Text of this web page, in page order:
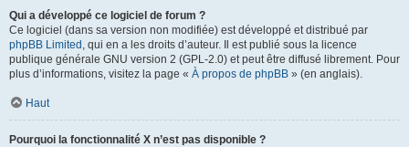
Qui a développé ce logiciel de forum ?
Ce logiciel (dans sa version non modifiée) est développé et distribué par
phpBB Limited , qui en a les droits d’auteur. Il est publié sous la licence
publique générale GNU version 2 (GPL-2.0) et peut être diffusé librement. Pour
plus d’informations, visitez la page « À propos de phpBB » (en anglais).
Haut
Pourquoi la fonctionnalité X n’est pas disponible ?